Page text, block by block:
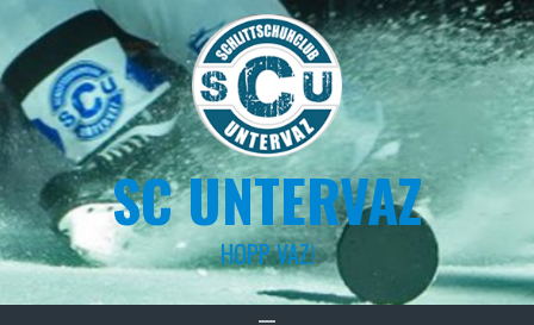
Skip
to
content
SC UNTERVAZ
HOPP VAZ!